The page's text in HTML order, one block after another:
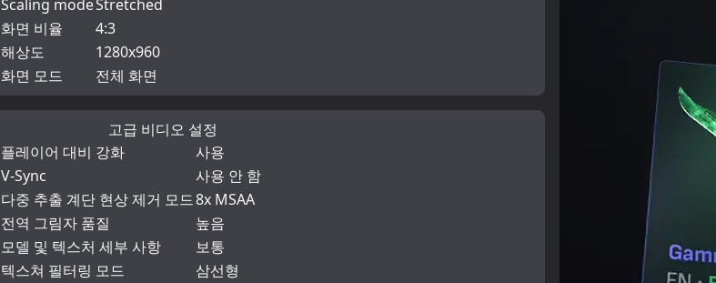
Scaling modeStretched
화면 비율
4:3
해상도
1280x960
화면 모드
전체 화면
고급 비디오 설정
플레이어 대비 강화
사용
V-Sync
사용 안 함
다중 추출 계단 현상 제거 모드8x MSAA
전역 그림자 품질
높음
모델 및 텍스처 세부 사항
보통
텍스쳐 필터링 모드
삼선형